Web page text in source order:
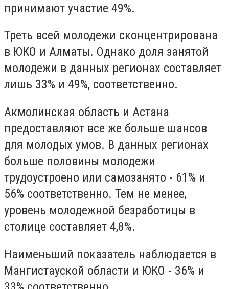
принимают участие 49%.
Треть всей молодежи сконцентрирована
в ЮКО и Алматы. Однако доля занятой
молодежи в данных регионах составляет
лишь 33% и 49%, соответственно.
Акмолинская область и Астана
предоставляют все же больше шансов
для молодых умов. В данных регионах
больше половины молодежи
трудоустроено или самозанято - 61% и
56% соответственно. Тем не менее,
уровень молодежной безработицы в
столице составляет 4,8%.
Наименьший показатель наблюдается в
Мангистауской области и ЮКО - 36% и